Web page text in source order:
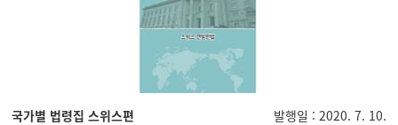
국가별 법령집 스위스편
발행일 : 2020. 7. 10.